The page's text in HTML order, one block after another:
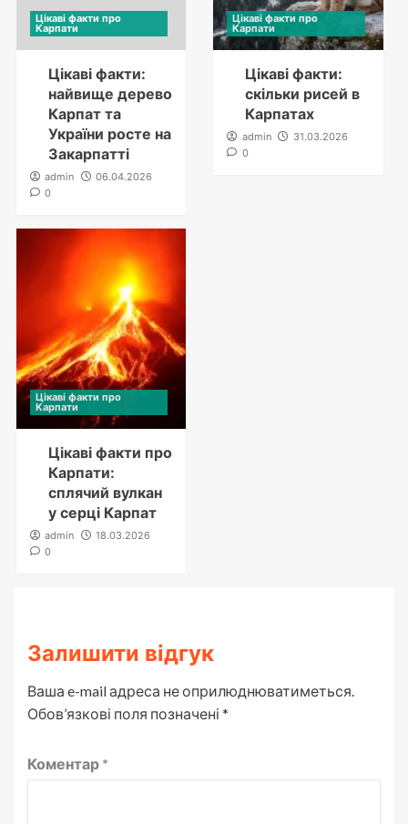
Цікаві факти про
Карпати
Цікаві факти:
найвище дерево
Карпат та
України росте на
Закарпатті
admin
06.04.2026
0
Цікаві факти про
Карпати
Цікаві факти:
скільки рисей в
Карпатах
admin
31.03.2026
0
Цікаві факти про
Карпати
Цікаві факти про
Карпати:
сплячий вулкан
у серці Карпат
admin
18.03.2026
0
Залишити відгук
Ваша e-mail адреса не оприлюднюватиметься.
Обов’язкові поля позначені *
Коментар *